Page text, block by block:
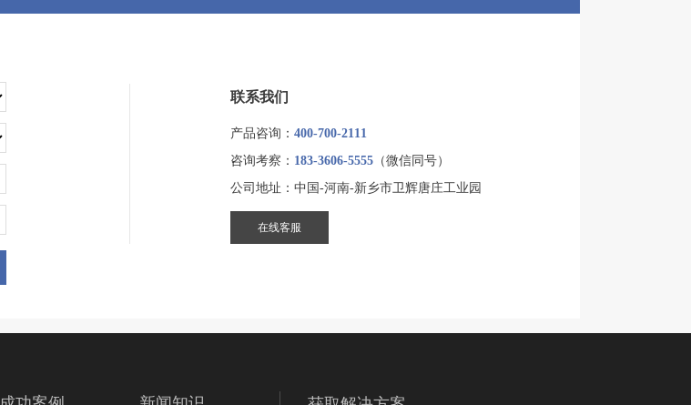
联系我们
产品咨询： 400-700-2111
咨询考察： 183-3606-5555 （微信同号）
公司地址：中国-河南-新乡市卫辉唐庄工业园
在线客服